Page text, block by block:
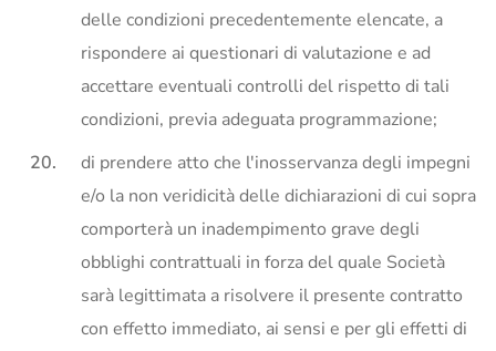
delle condizioni precedentemente elencate, a
rispondere ai questionari di valutazione e ad
accettare eventuali controlli del rispetto di tali
condizioni, previa adeguata programmazione;
di prendere atto che l'inosservanza degli impegni
e/o la non veridicità delle dichiarazioni di cui sopra
comporterà un inadempimento grave degli
obblighi contrattuali in forza del quale Società
sarà legittimata a risolvere il presente contratto
con effetto immediato, ai sensi e per gli effetti di